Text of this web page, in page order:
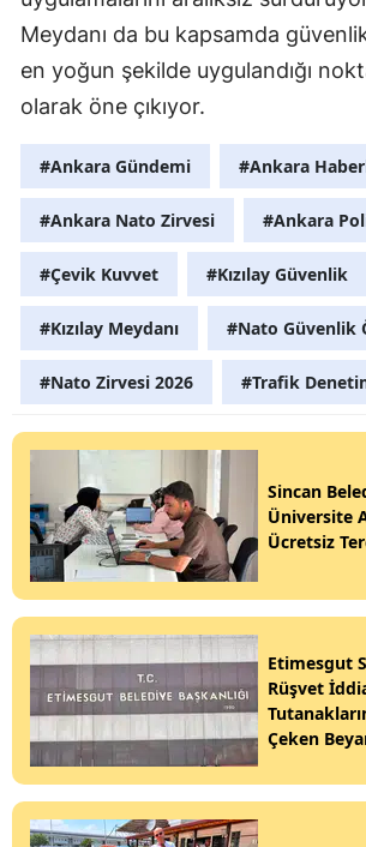
Meydanı da bu kapsamda
en yoğun şekilde uygulandığı
olarak öne çıkıyor.
#Ankara Gündemi #Ankara
#Ankara Nato Zirvesi #Ankara
#Çevik Kuvvet #Kızılay Güvenlik
#Kızılay Meydanı #Nato Güvenlik
#Nato Zirvesi 2026 #Trafik
Sincan
Üniversite
Ücretsiz
Etimesgut
Rüşvet
Çeken